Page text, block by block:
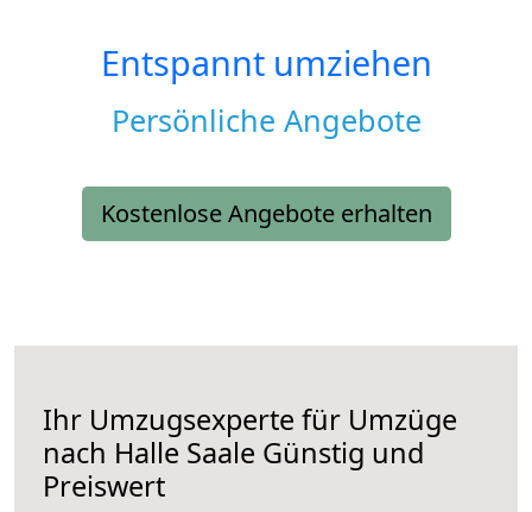
Entspannt umziehen
Persönliche Angebote
Kostenlose Angebote erhalten
Ihr Umzugsexperte für Umzüge
nach Halle Saale Günstig und
Preiswert